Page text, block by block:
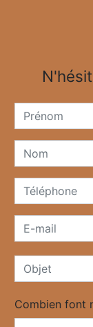
Combien font